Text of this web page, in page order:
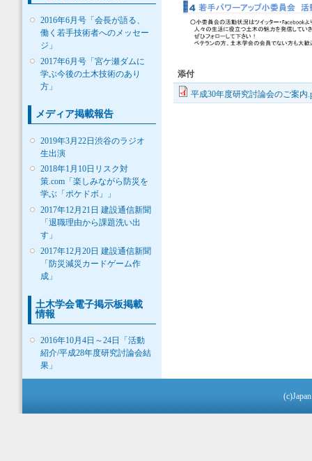
2016年6月号「会長が語る、
働く若手技術者へのメッセー
ジ」
2017年6月号「宮ケ瀬ダムに
学ぶ今後の土木技術のあり
方」
メディア掲載報告
2019年3月22日渋谷のラジオ
生出演
2018年1月10日リスク対
策.com「楽しみながら防災を
学ぶ「ポケドボ」」
2017年12月21日 建設通信新聞
「退職理由から課題洗い出
す」
2017年12月20日 建設通信新聞
「防災減災カードゲーム作
成」
土木学会電子掲示板掲載
情報
2016年10月4日～24日「活動
紹介/平成28年度研究討論会結
果」
添付
平成30年度研究討論会のご案内